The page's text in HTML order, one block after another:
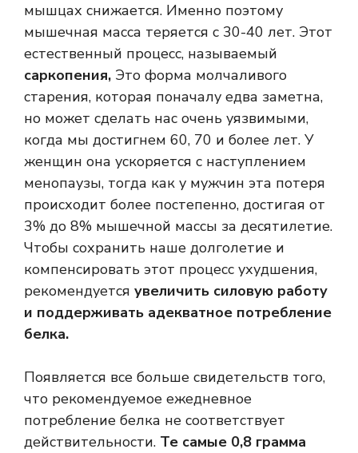
мышцах снижается. Именно поэтому
мышечная масса теряется с 30-40 лет. Этот
естественный процесс, называемый
саркопения, Это форма молчаливого
старения, которая поначалу едва заметна,
но может сделать нас очень уязвимыми,
когда мы достигнем 60, 70 и более лет. У
женщин она ускоряется с наступлением
менопаузы, тогда как у мужчин эта потеря
происходит более постепенно, достигая от
3% до 8% мышечной массы за десятилетие.
Чтобы сохранить наше долголетие и
компенсировать этот процесс ухудшения,
рекомендуется увеличить силовую работу
и поддерживать адекватное потребление
белка.
Появляется все больше свидетельств того,
что рекомендуемое ежедневное
потребление белка не соответствует
действительности. Те самые 0,8 грамма